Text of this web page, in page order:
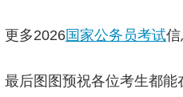
多2026国家公务员考试
图图预祝各位考生都能